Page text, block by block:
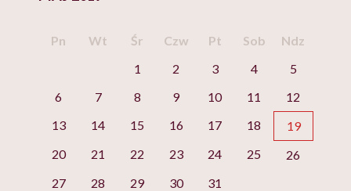
Pn Wt Śr Czw Pt Sob
Ndz
1
2 3 4
5
6
7 8 9 10 11
12
13
14 15 16 17 18
19
20
21 22 23 24 25
26
27
28 29 30 31